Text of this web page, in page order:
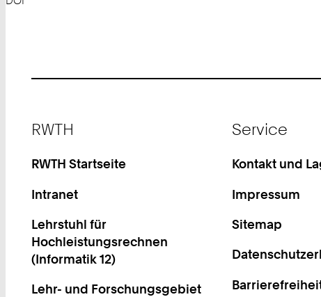
RWTH
RWTH Startseite
Intranet
Lehrstuhl für
Hochleistungsrechnen
(Informatik 12)
Lehr- und Forschungsgebiet
Service
Kontakt und
Impressum
Sitemap